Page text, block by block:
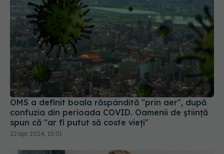
OMS a definit boala răspândită "prin aer", după
confuzia din perioada COVID. Oamenii de știință
spun că "ar fi putut să coste vieți"
22 apr 2024, 10:01